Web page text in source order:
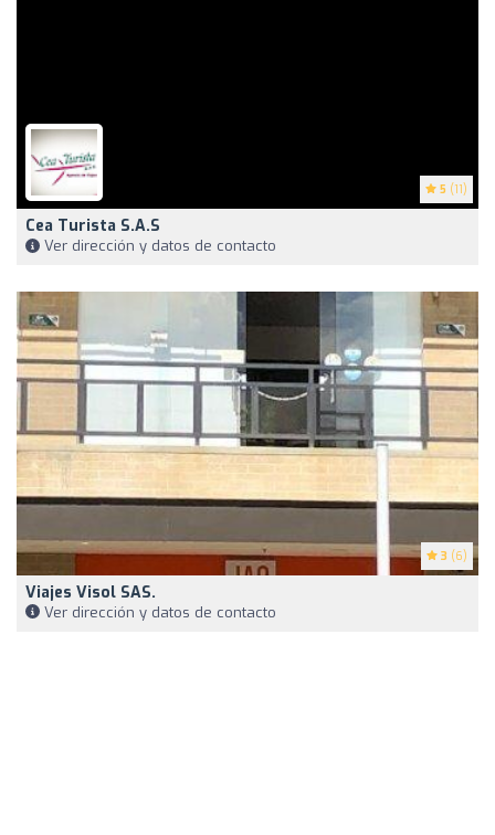
5 (11)
Cea Turista S.A.S
Ver dirección y datos de contacto
3 (6)
Viajes Visol SAS.
Ver dirección y datos de contacto